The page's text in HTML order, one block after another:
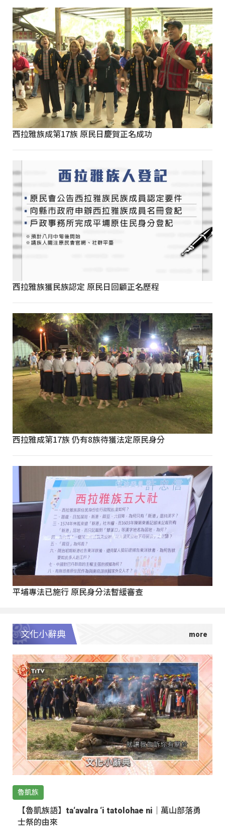
西拉雅族成第17族 原民日慶賀正名成功
西拉雅族獲民族認定 原民日回顧正名歷程
西拉雅成第17族 仍有8族待獲法定原民身分
平埔專法已施行 原民身分法暫緩審查
文化小辭典
魯凱族
【魯凱族語】ta‘avalra ‘i tatolohae ni｜萬山部落勇
士祭的由來